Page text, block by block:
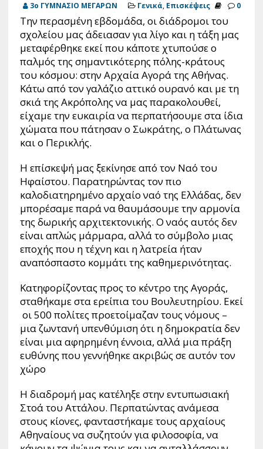
3ο ΓΥΜΝΑΣΙΟ ΜΕΓΑΡΩΝ Γενικά, Επισκέψεις 0
Την περασμένη εβδομάδα, οι διάδρομοι του
σχολείου μας άδειασαν για λίγο και η τάξη μας
μεταφέρθηκε εκεί που κάποτε χτυπούσε ο
παλμός της σημαντικότερης πόλης-κράτους
του κόσμου: στην Αρχαία Αγορά της Αθήνας.
Κάτω από τον γαλάζιο αττικό ουρανό και με τη
σκιά της Ακρόπολης να μας παρακολουθεί,
είχαμε την ευκαιρία να περπατήσουμε στα ίδια
χώματα που πάτησαν ο Σωκράτης, ο Πλάτωνας
και ο Περικλής.
Η επίσκεψή μας ξεκίνησε από τον Ναό του
Ηφαίστου. Παρατηρώντας τον πιο
καλοδιατηρημένο αρχαίο ναό της Ελλάδας, δεν
μπορέσαμε παρά να θαυμάσουμε την αρμονία
της δωρικής αρχιτεκτονικής. Ο ναός αυτός δεν
είναι απλώς μάρμαρα, αλλά το σύμβολο μιας
εποχής που η τέχνη και η λατρεία ήταν
αναπόσπαστο κομμάτι της καθημερινότητας.
Κατηφορίζοντας προς το κέντρο της Αγοράς,
σταθήκαμε στα ερείπια του Βουλευτηρίου. Εκεί
οι 500 πολίτες προετοίμαζαν τους νόμους –
μια ζωντανή υπενθύμιση ότι η δημοκρατία δεν
είναι μια αφηρημένη έννοια, αλλά μια πράξη
ευθύνης που γεννήθηκε ακριβώς σε αυτόν τον
χώρο
Η διαδρομή μας κατέληξε στην εντυπωσιακή
Στοά του Αττάλου. Περπατώντας ανάμεσα
στους κίονες, φανταστήκαμε τους αρχαίους
Αθηναίους να συζητούν για φιλοσοφία, να